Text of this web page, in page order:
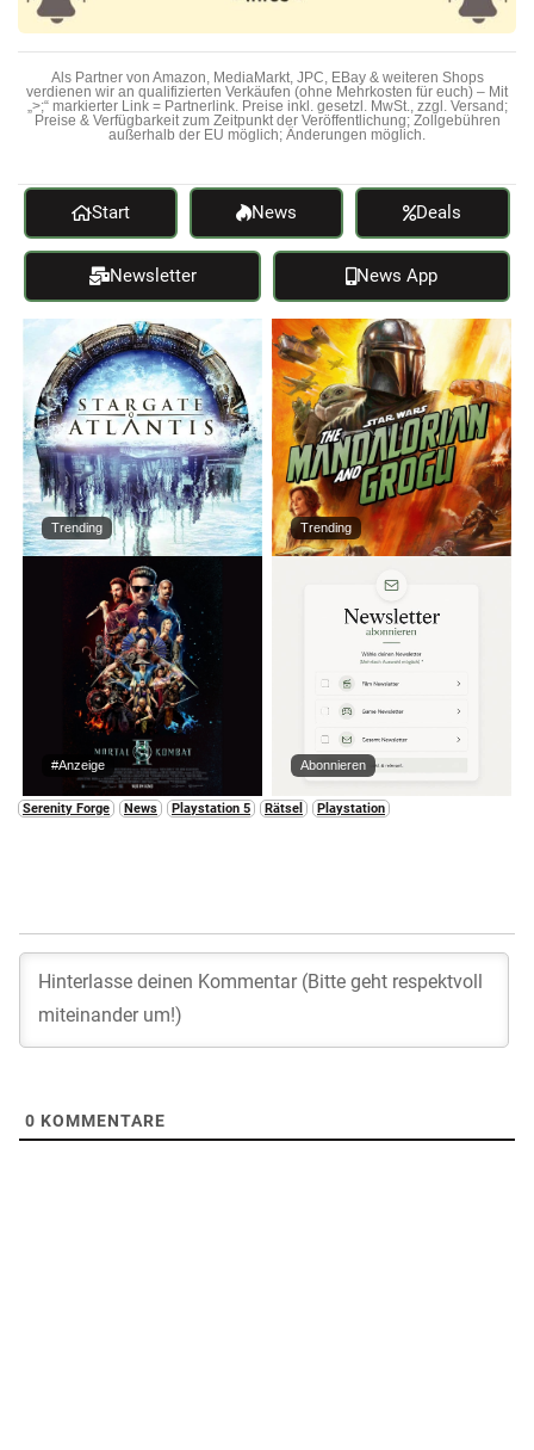
Als Partner von Amazon, MediaMarkt, JPC, EBay & weiteren Shops
verdienen wir an qualifizierten Verkäufen (ohne Mehrkosten für euch) – Mit
„>;“ markierter Link = Partnerlink. Preise inkl. gesetzl. MwSt., zzgl. Versand;
Preise & Verfügbarkeit zum Zeitpunkt der Veröffentlichung; Zollgebühren
außerhalb der EU möglich; Änderungen möglich.
Start News Deals
Newsletter News App
Trending Trending
#Anzeige Abonnieren
Serenity Forge News Playstation 5 Rätsel Playstation
0 KOMMENTARE